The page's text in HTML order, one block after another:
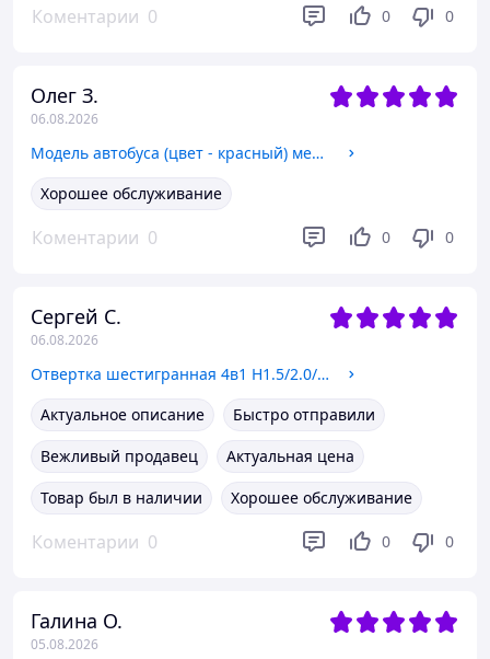
Коментарии 0 0 0
Олег З.
06.08.2026
Модель автобуса (цвет - красный) металлический, масштаб 1:64 арт. 07246
Хорошее обслуживание
Коментарии 0 0 0
Сергей С.
06.08.2026
Отвертка шестигранная 4в1 H1.5/2.0/2.5/3.0, для FPV. арт. 06958
Актуальное описание
Быстро отправили
Вежливый продавец
Актуальная цена
Товар был в наличии
Хорошее обслуживание
Коментарии 0 0 0
Галина О.
05.08.2026